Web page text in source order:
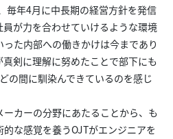
毎年4月に中長期の経営方針を発信
が力を合わせていけるような環境
た内部への働きかけは今まであり
剣に理解に努めたことで部下にも
の間に馴染んできているのを感じ
カーの分野にあたることから、も
な感覚を養うOJTがエンジニアを